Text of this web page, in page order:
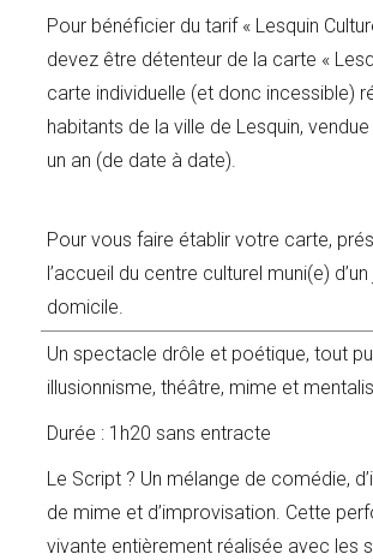
Pour bénéficier du tarif « Lesquin
devez être détenteur de la carte «
carte individuelle (et donc incessible)
habitants de la ville de Lesquin,
un an (de date à date).
Pour vous faire établir votre carte,
l’accueil du centre culturel muni(e)
domicile.
Un spectacle drôle et poétique, tout
illusionnisme, théâtre, mime et
Durée : 1h20 sans entracte
Le Script ? Un mélange de comédie,
de mime et d’improvisation. Cette
vivante entièrement réalisée avec les